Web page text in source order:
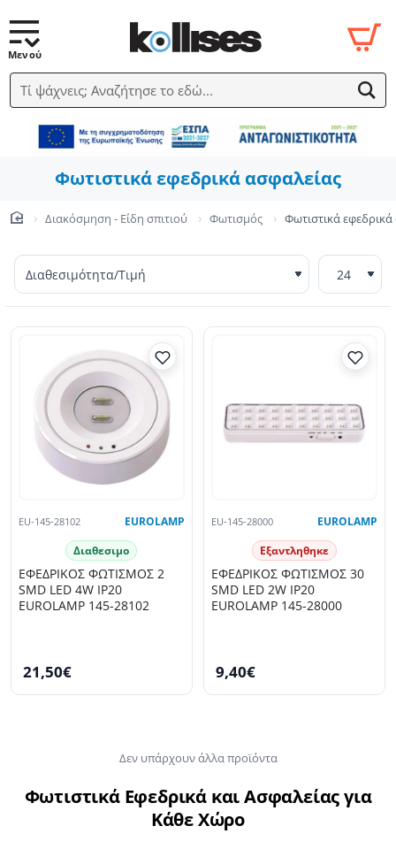
Τί ψάχνεις; Αναζήτησε το εδώ...
Φωτιστικά εφεδρικά ασφαλείας
Διακόσμηση - Είδη σπιτιού Φωτισμός Φωτιστικά
Φωτιστικά Εφεδρικά και Ασφαλείας για
Κάθε Χώρο
EU-145-28102 EUROLAMP
Διαθεσιμο
ΕΦΕΔΡΙΚΟΣ ΦΩΤΙΣΜΟΣ 2
SMD LED 4W IP20
EUROLAMP 145-28102
21,50€
EU-145-28000 EUROLAMP
Εξαντληθηκε
ΕΦΕΔΡΙΚΟΣ ΦΩΤΙΣΜΟΣ 30
SMD LED 2W IP20
EUROLAMP 145-28000
9,40€
Δεν υπάρχουν άλλα προϊόντα